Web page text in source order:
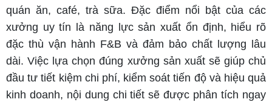
quán ăn, café, trà sữa. Đặc điểm nổi bật của các
xưởng uy tín là năng lực sản xuất ổn định, hiểu rõ
đặc thù vận hành F&B và đảm bảo chất lượng lâu
dài. Việc lựa chọn đúng xưởng sản xuất sẽ giúp chủ
đầu tư tiết kiệm chi phí, kiểm soát tiến độ và hiệu quả
kinh doanh, nội dung chi tiết sẽ được phân tích ngay